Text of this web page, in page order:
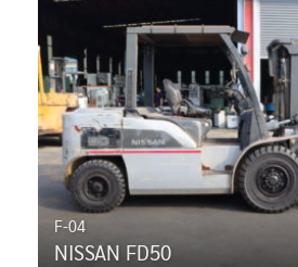
F-04
NISSAN FD50